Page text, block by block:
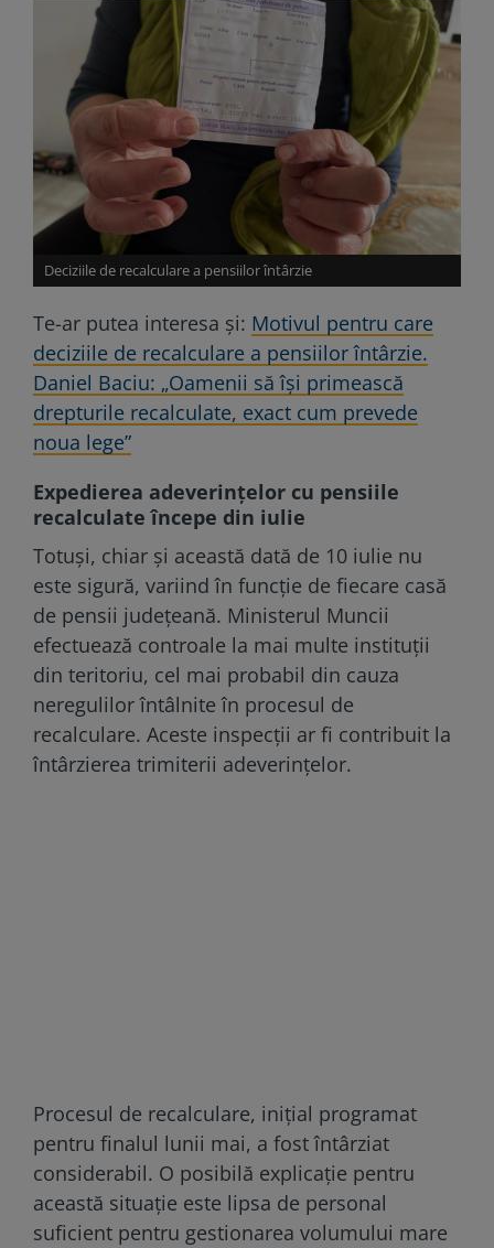
Deciziile de recalculare a pensiilor întârzie
Te-ar putea interesa și: Motivul pentru care
deciziile de recalculare a pensiilor întârzie.
Daniel Baciu: „Oamenii să își primească
drepturile recalculate, exact cum prevede
noua lege”
Expedierea adeverințelor cu pensiile
recalculate începe din iulie
Totuși, chiar și această dată de 10 iulie nu
este sigură, variind în funcție de fiecare casă
de pensii județeană. Ministerul Muncii
efectuează controale la mai multe instituții
din teritoriu, cel mai probabil din cauza
neregulilor întâlnite în procesul de
recalculare. Aceste inspecții ar fi contribuit la
întârzierea trimiterii adeverințelor.
Procesul de recalculare, inițial programat
pentru finalul lunii mai, a fost întârziat
considerabil. O posibilă explicație pentru
această situație este lipsa de personal
suficient pentru gestionarea volumului mare